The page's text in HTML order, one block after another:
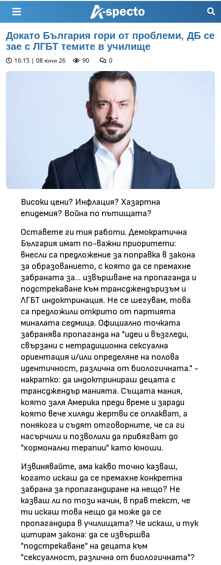
Докато България гори от проблеми, ДБ се
зае с ЛГБТ темите в училище
16:15 | 08 юни 26 90 0
Високи цени? Инфлация? Хазартна
епидемия? Война по пътищата?
Оставете ги тия работи. Демократична
България имат по-важни приоритети:
внесли са предложение за поправка в закона
за образованието, с която да се премахне
забраната за... извършване на пропаганда и
подстрекаване към трансджендъризъм и
ЛГБТ индоктринация. Не се шегувам, това
са предложили открито от партията
миналата седмица. Официално точката
забранява пропаганда на "идеи и възгледи,
свързани с нетрадиционна сексуална
ориентация и/или определяне на полова
идентичност, различна от биологичната." -
накратко: да индоктринираш децата с
трансджендър манията. Същата мания,
която заля Америка преди време и заради
която вече хиляди жертви се оплакват, а
понякога и съдят отговорните, че са ги
насърчили и позволили да прибягват до
"хормонални терапии" като юноши.
Извинявайте, ама какво точно казваш,
когато искаш да се премахне конкретна
забрана за пропагандиране на нещо? Не
казваш ли по този начин, в прав текст, че
ти искаш това нещо да може да се
пропагандира в училищата? Че искаш, и тук
цитирам закона: да се извършва
"подстрекаване" на децата към
"сексуалност, различна от биологичната"?